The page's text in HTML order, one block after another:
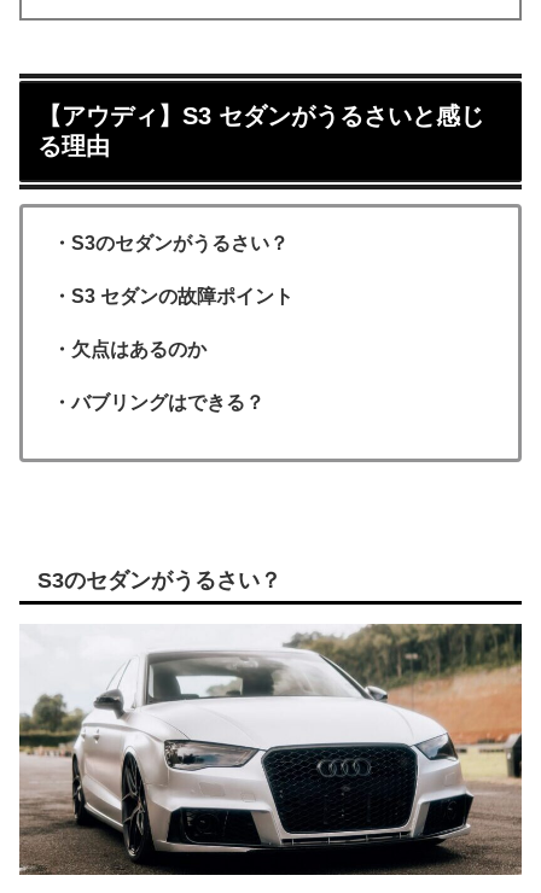
【アウディ】S3 セダンがうるさいと感じ
る理由
・S3のセダンがうるさい？
・S3 セダンの故障ポイント
・欠点はあるのか
・バブリングはできる？
S3のセダンがうるさい？